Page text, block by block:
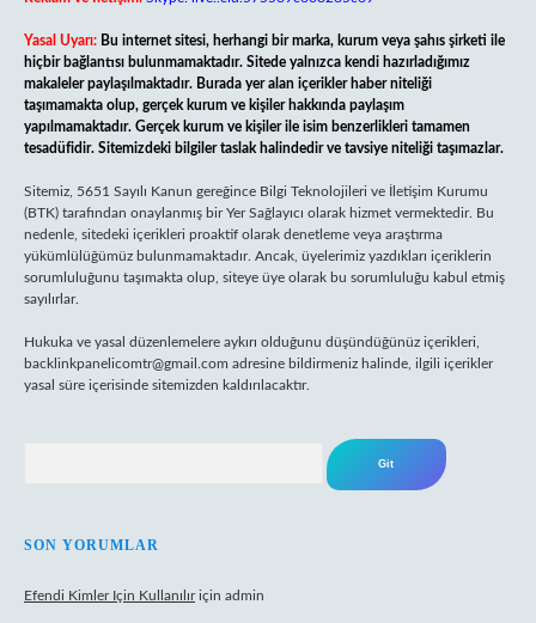
Yasal Uyarı: Bu internet sitesi, herhangi bir marka, kurum veya şahıs şirketi ile
hiçbir bağlantısı bulunmamaktadır. Sitede yalnızca kendi hazırladığımız
makaleler paylaşılmaktadır. Burada yer alan içerikler haber niteliği
taşımamakta olup, gerçek kurum ve kişiler hakkında paylaşım
yapılmamaktadır. Gerçek kurum ve kişiler ile isim benzerlikleri tamamen
tesadüfidir. Sitemizdeki bilgiler taslak halindedir ve tavsiye niteliği taşımazlar.
Sitemiz, 5651 Sayılı Kanun gereğince Bilgi Teknolojileri ve İletişim Kurumu
(BTK) tarafından onaylanmış bir Yer Sağlayıcı olarak hizmet vermektedir. Bu
nedenle, sitedeki içerikleri proaktif olarak denetleme veya araştırma
yükümlülüğümüz bulunmamaktadır. Ancak, üyelerimiz yazdıkları içeriklerin
sorumluluğunu taşımakta olup, siteye üye olarak bu sorumluluğu kabul etmiş
sayılırlar.
Hukuka ve yasal düzenlemelere aykırı olduğunu düşündüğünüz içerikleri,
backlinkpanelicomtr@gmail.com adresine bildirmeniz halinde, ilgili içerikler
yasal süre içerisinde sitemizden kaldırılacaktır.
SON YORUMLAR
Efendi Kimler Için Kullanılıriçin admin